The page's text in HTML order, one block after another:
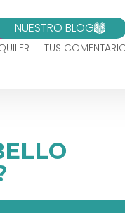
NUESTRO BLOG
TUS